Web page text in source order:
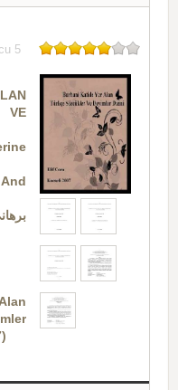
5
VE